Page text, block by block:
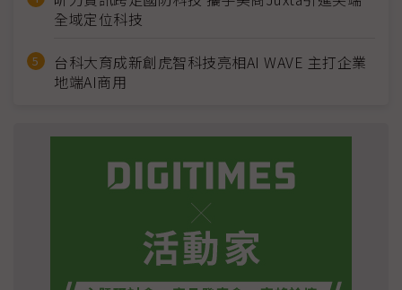
全域定位科技
台科大育成新創虎智科技亮相AI WAVE 主打企業
地端AI商用